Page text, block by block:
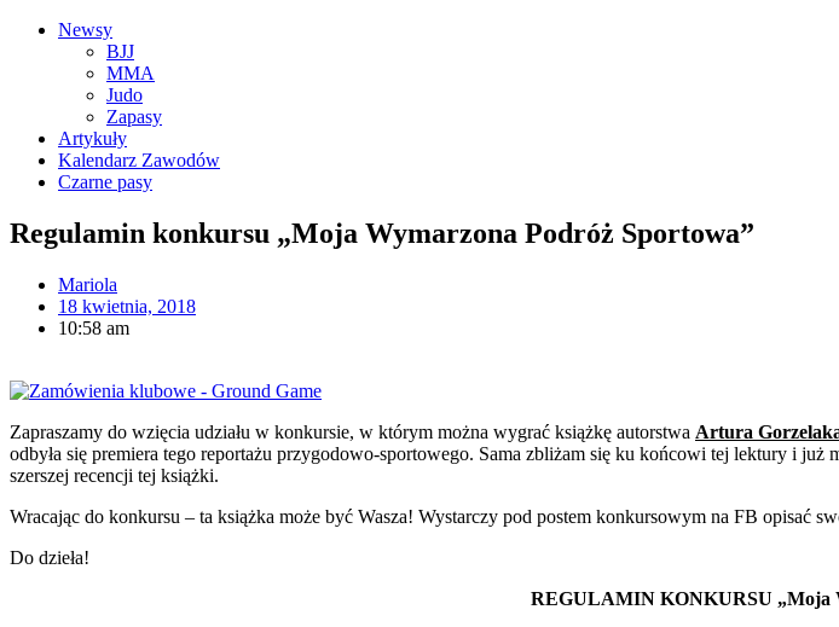
Newsy
BJJ
MMA
Judo
Zapasy
Artykuły
Kalendarz Zawodów
Czarne pasy
Regulamin konkursu „Moja Wymarzona Podróż Sportowa”
Mariola
18 kwietnia, 2018
10:58 am
Zapraszamy do wzięcia udziału w konkursie, w którym można wygrać książkę autorstwa Artura
odbyła się premiera tego reportażu przygodowo-sportowego. Sama zbliżam się ku końcowi tej lektury i
szerszej recencji tej książki.
Wracając do konkursu – ta książka może być Wasza! Wystarczy pod postem konkursowym na FB opisać
Do dzieła!
REGULAMIN KONKURSU „Moja